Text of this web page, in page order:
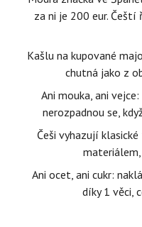
za ni je 200 eur.
Kašlu na kupované
chutná jako z
Ani mouka, ani
nerozpadnou se,
Češi vyhazují
Ani ocet, ani cukr:
díky 1 věci,